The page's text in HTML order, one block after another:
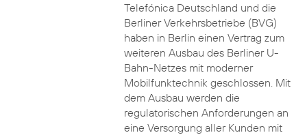
Telefónica Deutschland und die
Berliner Verkehrsbetriebe (BVG)
haben in Berlin einen Vertrag zum
weiteren Ausbau des Berliner U-
Bahn-Netzes mit moderner
Mobilfunktechnik geschlossen. Mit
dem Ausbau werden die
regulatorischen Anforderungen an
eine Versorgung aller Kunden mit